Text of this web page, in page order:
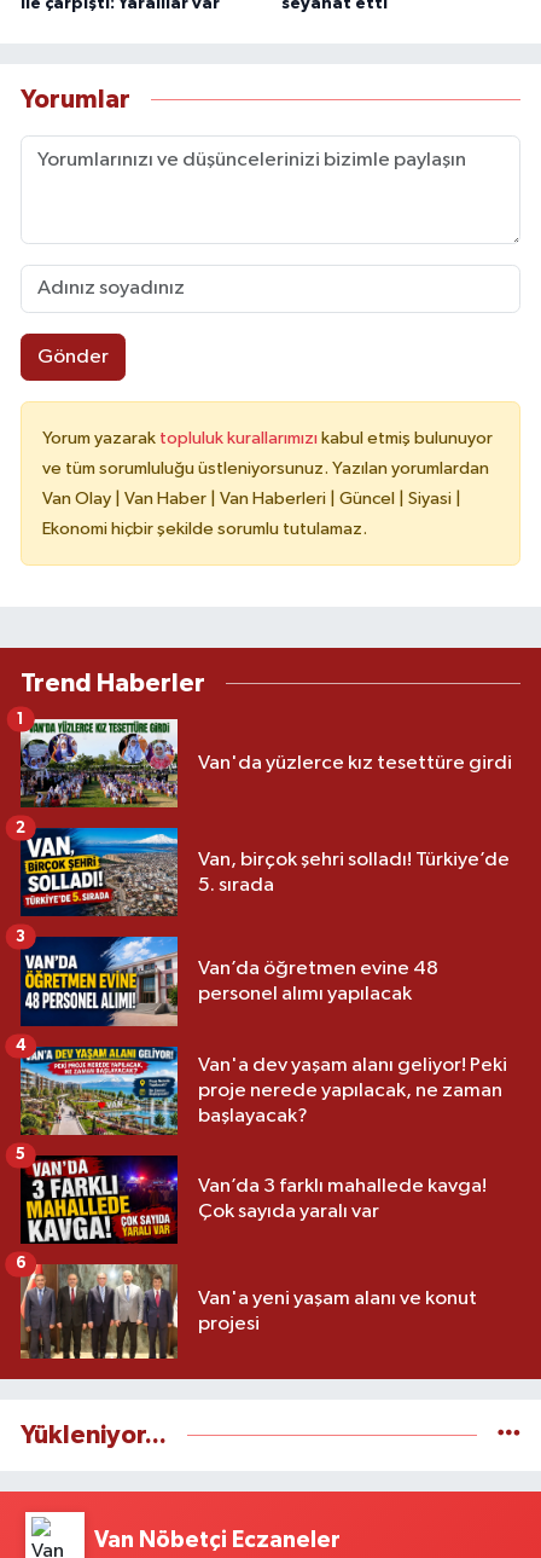
Yorumlar
Gönder
Yorum yazarak topluluk kurallarımızı kabul etmiş bulunuyor
ve tüm sorumluluğu üstleniyorsunuz. Yazılan yorumlardan
Van Olay | Van Haber | Van Haberleri | Güncel | Siyasi |
Ekonomi hiçbir şekilde sorumlu tutulamaz.
Trend Haberler
Van'da yüzlerce kız tesettüre girdi
1
Van, birçok şehri solladı! Türkiye’de
5. sırada
2
Van’da öğretmen evine 48
personel alımı yapılacak
3
Van'a dev yaşam alanı geliyor! Peki
proje nerede yapılacak, ne zaman
başlayacak?
4
Van’da 3 farklı mahallede kavga!
Çok sayıda yaralı var
5
Van'a yeni yaşam alanı ve konut
projesi
6
Yükleniyor...
Van Nöbetçi Eczaneler